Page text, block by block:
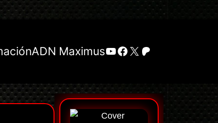
ADN MaximusYouTube
Facebook
X Patreon